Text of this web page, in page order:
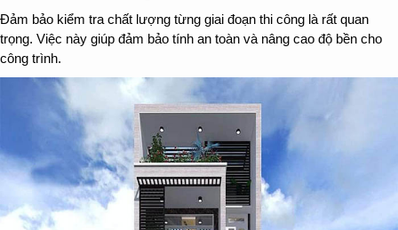
Đảm bảo kiểm tra chất lượng từng giai đoạn thi công là rất quan
trọng. Việc này giúp đảm bảo tính an toàn và nâng cao độ bền cho
công trình.